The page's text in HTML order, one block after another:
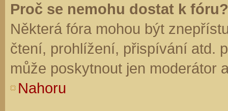
Proč se nemohu dostat k fóru?
Některá fóra mohou být
čtení, prohlížení, přispívání atd.
může poskytnout jen moderátor
Nahoru